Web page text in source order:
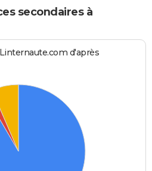
secondaires à
d'après